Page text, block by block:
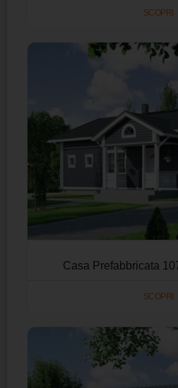
SCOPRI
Casa Prefabbricata
SCOPRI